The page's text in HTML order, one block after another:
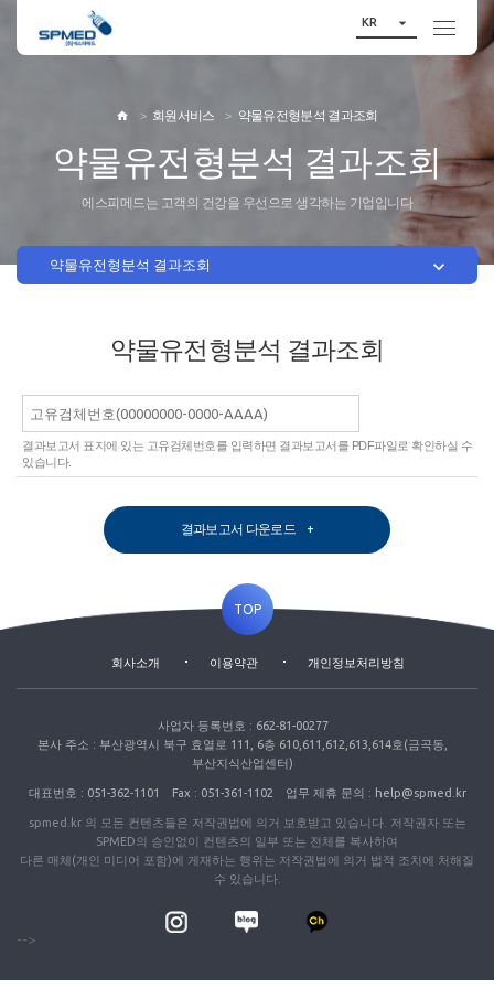
KR 
 회원서비스 약물유전형분석 결과조회
약물유전형분석 결과조회
에스피메드는 고객의 건강을 우선으로 생각하는 기업입니다
약물유전형분석 결과조회 
약물유전형분석 결과조회
결과보고서 표지에 있는 고유검체번호를 입력하면 결과보고서를 PDF파일로 확인하실 수
있습니다.
결과보고서 다운로드
TOP
회사소개 이용약관 개인정보처리방침
사업자 등록번호 : 662-81-00277
본사 주소 : 부산광역시 북구 효열로 111, 6층 610,611,612,613,614호(금곡동,
부산지식산업센터)
대표번호 : 051-362-1101 Fax : 051-361-1102 업무 제휴 문의 : help@spmed.kr
spmed.kr 의 모든 컨텐츠들은 저작권법에 의거 보호받고 있습니다. 저작권자 또는
SPMED의 승인없이 컨텐츠의 일부 또는 전체를 복사하여
다른 매체(개인 미디어 포함)에 게재하는 행위는 저작권법에 의거 법적 조치에 처해질
수 있습니다.
-->